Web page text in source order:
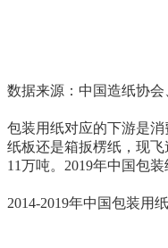
数据来源：中国造纸协
包装用纸对应的下游是
纸板还是箱扳楞纸，现
11万吨。2019年中国包
2014-2019年中国包装用